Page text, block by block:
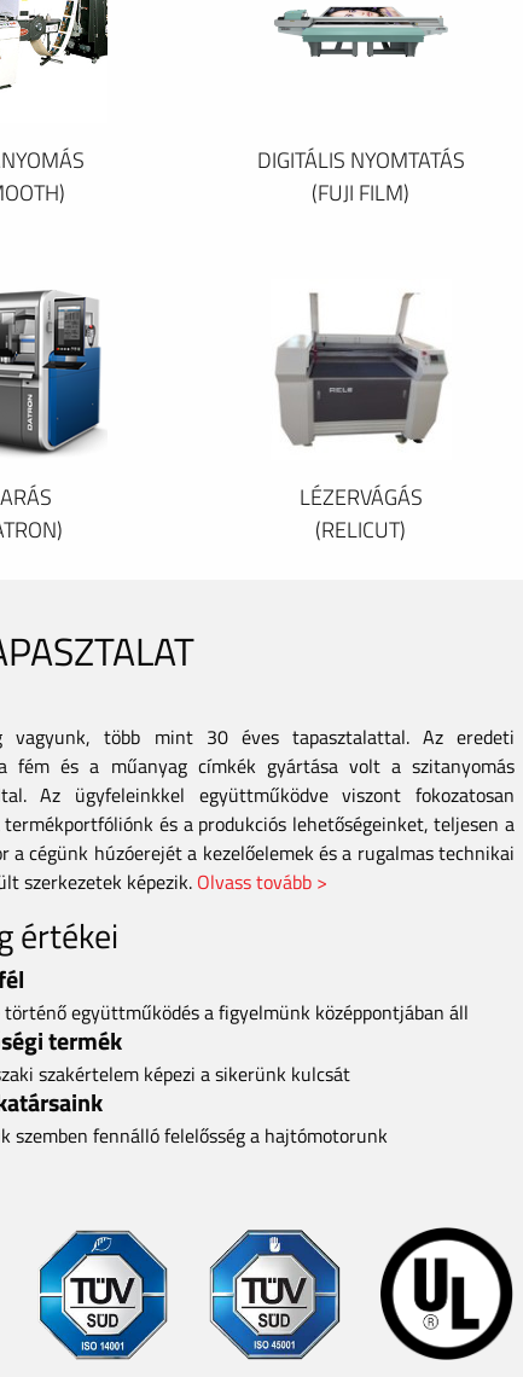
DIGITÁLIS NYOMTATÁS
(FUJI FILM)
LÉZERVÁGÁS
(RELICUT)
vagyunk, több mint 30 éves tapasztalattal. Az eredeti
fém és a műanyag címkék gyártása volt a szitanyomás
Az ügyfeleinkkel együttműködve viszont fokozatosan
és a produkciós lehetőségeinket, teljesen a
a cégünk húzóerejét a kezelőelemek és a rugalmas technikai
szerkezetek képezik. Olvass tovább >
értékei
történő együttműködés a figyelmünk középpontjában áll
termék
szakértelem képezi a sikerünk kulcsát
szemben fennálló felelősség a hajtómotorunk